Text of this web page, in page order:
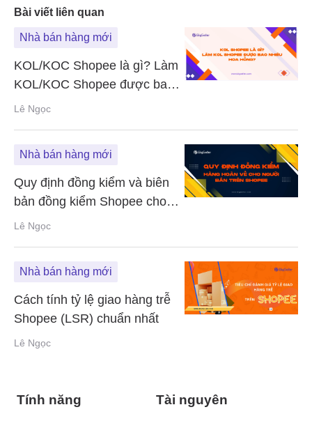
Bài viết liên quan
Nhà bán hàng mới
KOL/KOC Shopee là gì? Làm
KOL/KOC Shopee được bao
nhiêu hoa hồng?
Lê Ngọc
Nhà bán hàng mới
Quy định đồng kiểm và biên
bản đồng kiểm Shopee cho
người bán
Lê Ngọc
Nhà bán hàng mới
Cách tính tỷ lệ giao hàng trễ
Shopee (LSR) chuẩn nhất
Lê Ngọc
Tính năng Tài nguyên